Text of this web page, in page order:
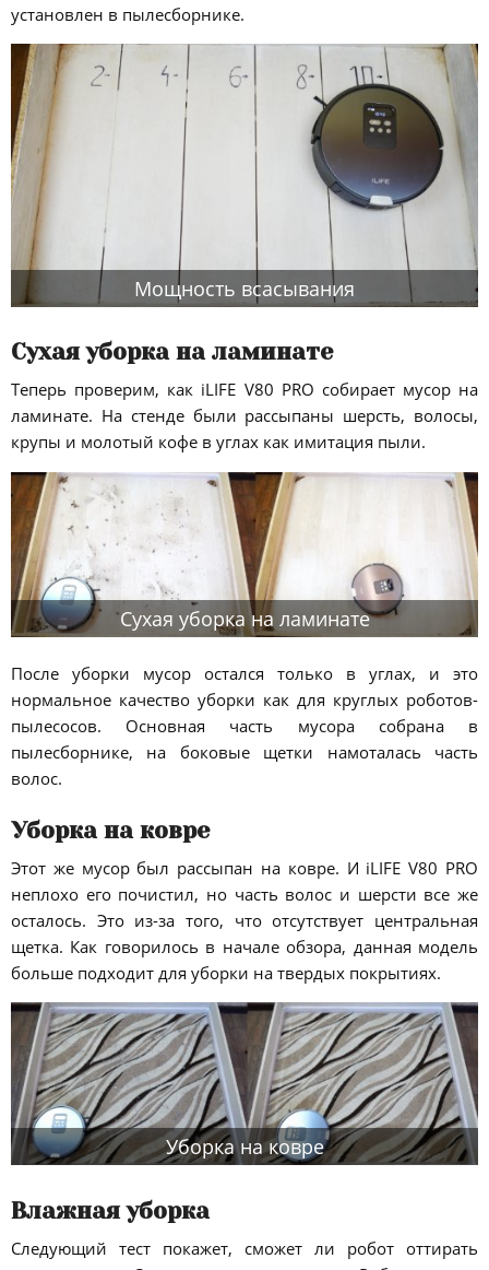
установлен в пылесборнике.
Мощность всасывания
Сухая уборка на ламинате
Теперь проверим, как iLIFE V80 PRO собирает мусор на
ламинате. На стенде были рассыпаны шерсть, волосы,
крупы и молотый кофе в углах как имитация пыли.
Сухая уборка на ламинате
После уборки мусор остался только в углах, и это
нормальное качество уборки как для круглых роботов-
пылесосов. Основная часть мусора собрана в
пылесборнике, на боковые щетки намоталась часть
волос.
Уборка на ковре
Этот же мусор был рассыпан на ковре. И iLIFE V80 PRO
неплохо его почистил, но часть волос и шерсти все же
осталось. Это из-за того, что отсутствует центральная
щетка. Как говорилось в начале обзора, данная модель
больше подходит для уборки на твердых покрытиях.
Уборка на ковре
Влажная уборка
Следующий тест покажет, сможет ли робот оттирать